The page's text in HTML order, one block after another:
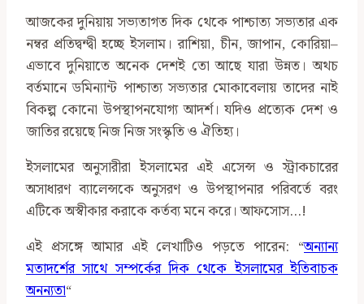
আজকের দুনিয়ায় সভ্যতাগত দিক থেকে পাশ্চাত্য সভ্যতার এক
নম্বর প্রতিদ্বন্দ্বী হচ্ছে ইসলাম। রাশিয়া, চীন, জাপান, কোরিয়া–
এভাবে দুনিয়াতে অনেক দেশই তো আছে যারা উন্নত। অথচ
বর্তমানে ডমিন্যান্ট পাশ্চাত্য সভ্যতার মোকাবেলায় তাদের নাই
বিকল্প কোনো উপস্থাপনযোগ্য আদর্শ। যদিও প্রত্যেক দেশ ও
জাতির রয়েছে নিজ নিজ সংস্কৃতি ও ঐতিহ্য।
ইসলামের অনুসারীরা ইসলামের এই এসেন্স ও স্ট্রাকচারের
অসাধারণ ব্যালেন্সকে অনুসরণ ও উপস্থাপনার পরিবর্তে বরং
এটিকে অস্বীকার করাকে কর্তব্য মনে করে। আফসোস…!
এই প্রসঙ্গে আমার এই লেখাটিও পড়তে পারেন: “অন্যান্য
মতাদর্শের সাথে সম্পর্কের দিক থেকে ইসলামের ইতিবাচক
অনন্যতা“